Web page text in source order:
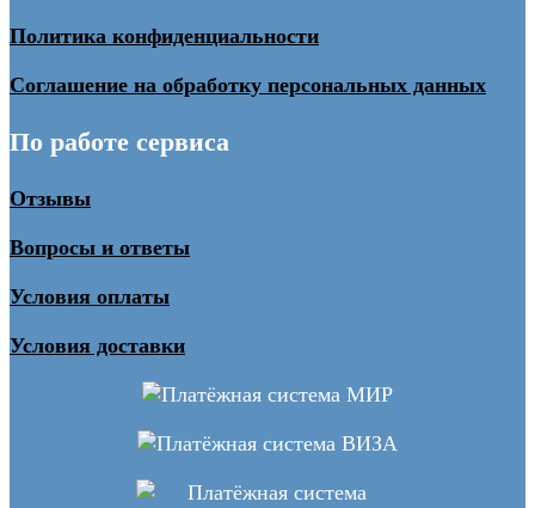
Политика конфиденциальности
Соглашение на обработку персональных данных
По работе сервиса
Отзывы
Вопросы и ответы
Условия оплаты
Условия доставки